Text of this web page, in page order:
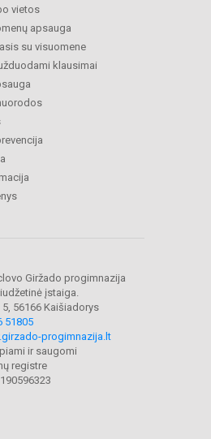
vietos
apsauga
su visuomene
klausimai
Giržado progimnazija
įstaiga.
56166 Kaišiadorys
51805
progimnazija.lt
ir saugomi
registre